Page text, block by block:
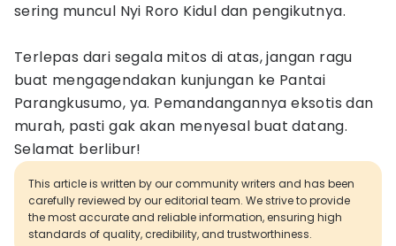
sering muncul Nyi Roro Kidul dan pengikutnya.
Terlepas dari segala mitos di atas, jangan ragu
buat mengagendakan kunjungan ke Pantai
Parangkusumo, ya. Pemandangannya eksotis dan
murah, pasti gak akan menyesal buat datang.
Selamat berlibur!
This article is written by our community writers and has been
carefully reviewed by our editorial team. We strive to provide
the most accurate and reliable information, ensuring high
standards of quality, credibility, and trustworthiness.